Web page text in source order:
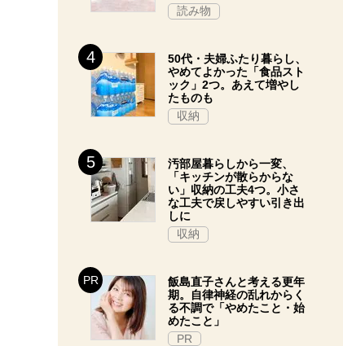
読み物
50代・夫婦ふたり暮らし、
やめてよかった「食品スト
ック」2つ。あえて増やし
たものも
収納
汚部屋暮らしから一変、
「キッチンが散らからな
い」収納の工夫4つ。小さ
な工夫で戻しやすい引き出
しに
収納
飯島直子さんと考える更年
期。自律神経の乱れからく
る不調で「やめたこと・始
めたこと」
PR